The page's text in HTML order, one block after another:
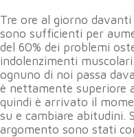
Tre ore al giorno
sono sufficienti per
del 60% dei problemi
indolenzimenti
ognuno di noi passa
è nettamente superiore
quindi è arrivato il
su e cambiare abitudini.
argomento sono stati